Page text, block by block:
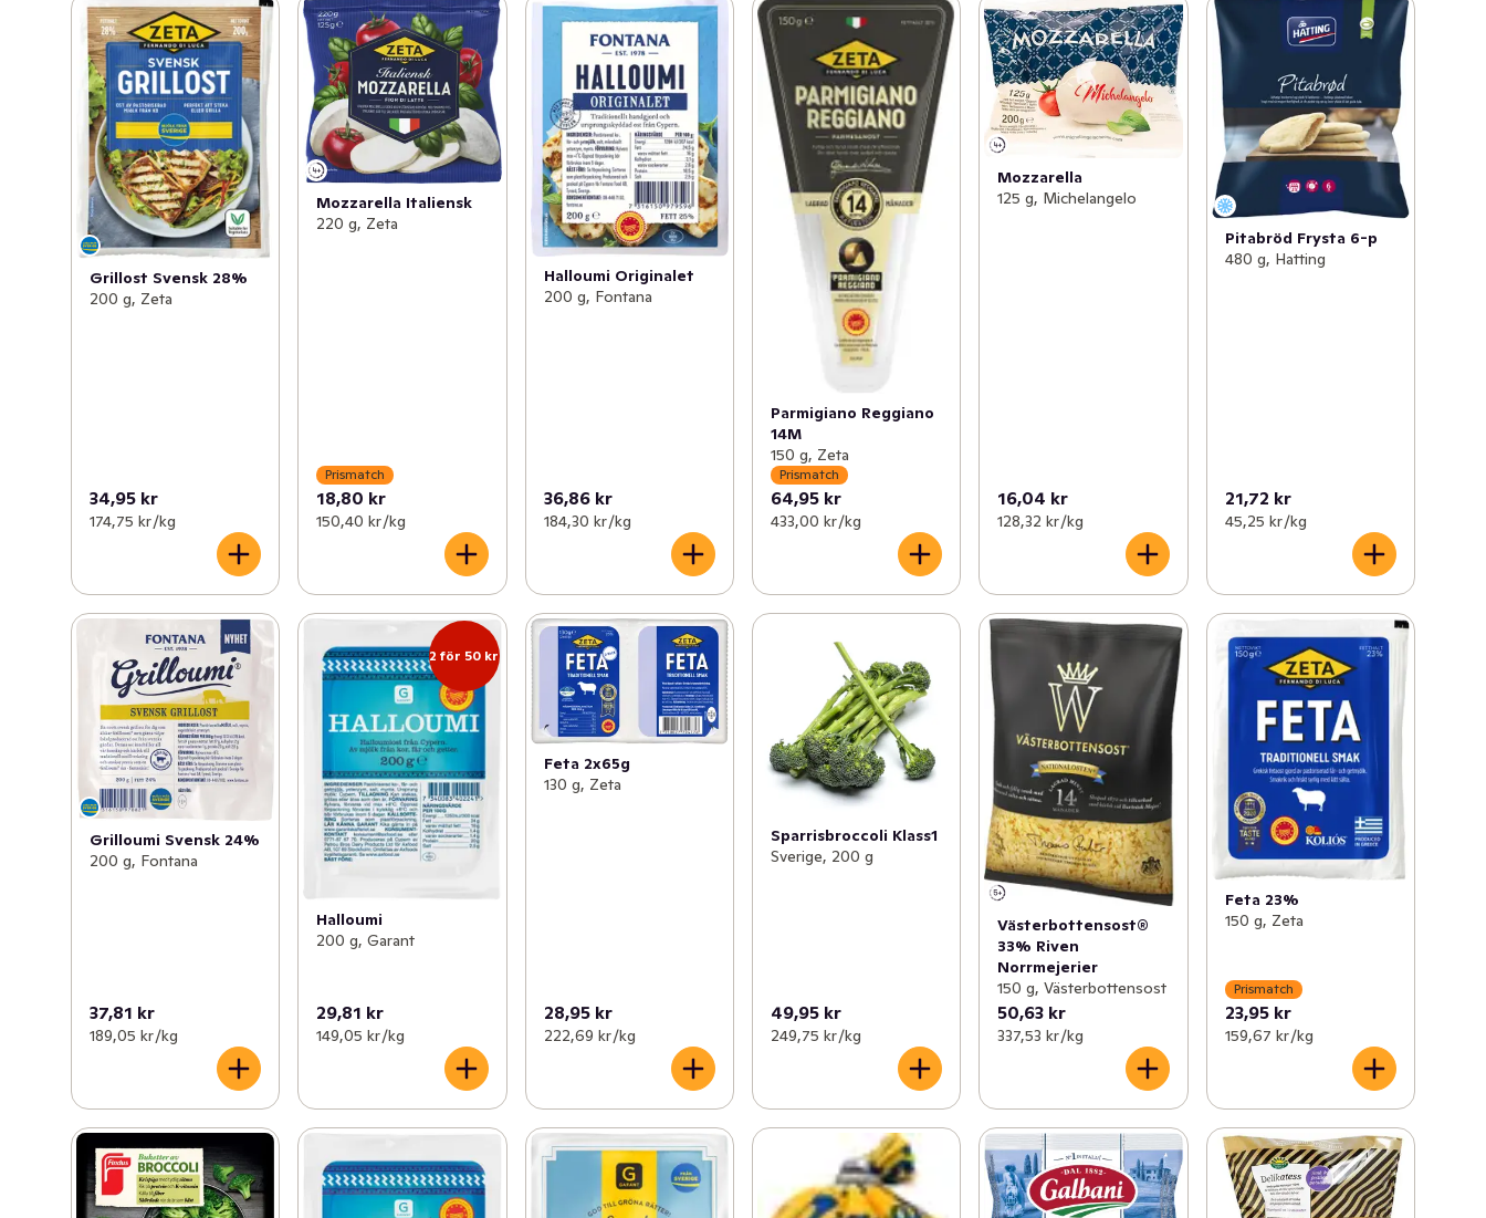
Grillost Svensk 28%
200 g, Zeta
34,95 kr
174,75 kr /kg
Mozzarella Italiensk
220 g, Zeta
Prismatch
18,80 kr
150,40 kr /kg
Halloumi Originalet
200 g, Fontana
36,86 kr
184,30 kr /kg
Parmigiano Reggiano
14M
150 g, Zeta
Prismatch
64,95 kr
433,00 kr /kg
Mozzarella
125 g, Michelangelo
16,04 kr
128,32 kr /kg
Pitabröd Frysta 6-p
480 g, Hatting
21,72 kr
45,25 kr /kg
Grilloumi Svensk 24%
200 g, Fontana
37,81 kr
189,05 kr /kg
2 för 50 kr
Halloumi
200 g, Garant
29,81 kr
149,05 kr /kg
Feta 2x65g
130 g, Zeta
28,95 kr
222,69 kr /kg
Sparrisbroccoli Klass1
Sverige, 200 g
49,95 kr
249,75 kr /kg
Västerbottensost®
33% Riven
Norrmejerier
150 g, Västerbottensost
50,63 kr
337,53 kr /kg
Feta 23%
150 g, Zeta
Prismatch
23,95 kr
159,67 kr /kg